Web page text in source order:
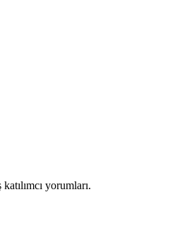
yorumları.